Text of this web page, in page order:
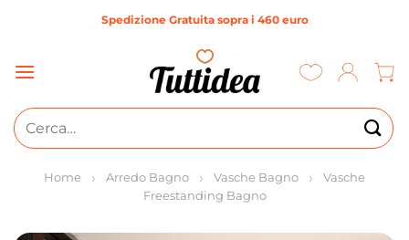
Spedizione Gratuita sopra i 460 euro
Cerca:
Home Arredo Bagno Vasche Bagno
Vasche
Freestanding Bagno